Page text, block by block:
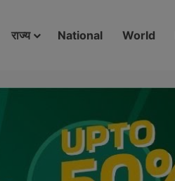
राज्य National World